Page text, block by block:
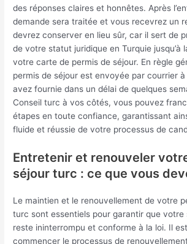
des réponses claires et honnêtes. Après
demande sera traitée et vous recevrez un
devrez conserver en lieu sûr, car il sert de
de votre statut juridique en Turquie jusqu’à
votre carte de permis de séjour. En règle
permis de séjour est envoyée par courrier à
avez fournie dans un délai de quelques
Conseil turc à vos côtés, vous pouvez
étapes en toute confiance, garantissant
fluide et réussie de votre processus de
Entretenir et renouveler
séjour turc : ce que vous
Le maintien et le renouvellement de votre
turc sont essentiels pour garantir que votre
reste ininterrompu et conforme à la loi. Il
commencer le processus de